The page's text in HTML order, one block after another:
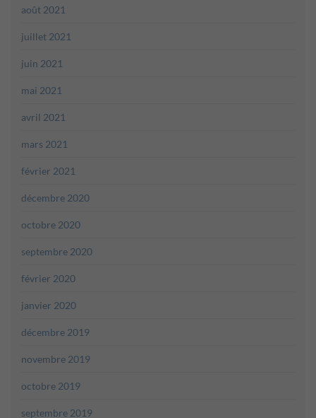
août 2021
juillet 2021
juin 2021
mai 2021
avril 2021
mars 2021
février 2021
décembre 2020
octobre 2020
septembre 2020
février 2020
janvier 2020
décembre 2019
novembre 2019
octobre 2019
septembre 2019